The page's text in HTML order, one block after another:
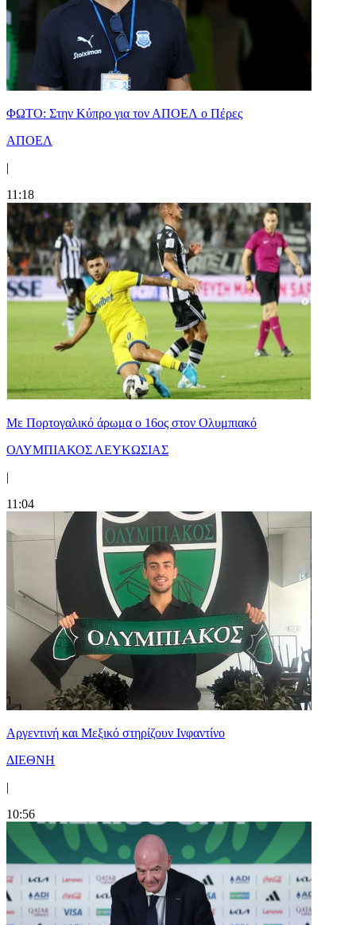
ΦΩΤΟ: Στην Κύπρο για τον ΑΠΟΕΛ ο Πέρες
ΑΠΟΕΛ
|
11:18
Με Πορτογαλικό άρωμα ο 16ος στον Ολυμπιακό
ΟΛΥΜΠΙΑΚΟΣ ΛΕΥΚΩΣΙΑΣ
|
11:04
Αργεντινή και Μεξικό στηρίζουν Ινφαντίνο
ΔΙΕΘΝΗ
|
10:56